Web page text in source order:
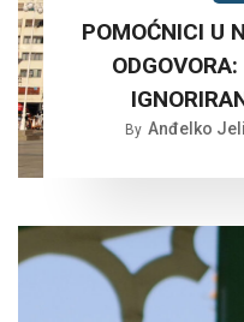
POMOĆNICI U
By Anđelko